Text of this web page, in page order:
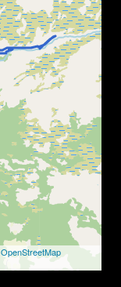
OpenStreetMap